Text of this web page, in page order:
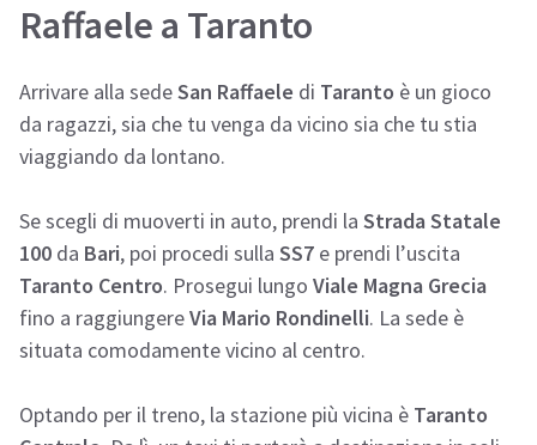
Raffaele a Taranto
Arrivare alla sedeSan Raffaele di Taranto è un gioco
da ragazzi, sia che tu venga da vicino sia che tu stia
viaggiando da lontano.
Se scegli di muoverti in auto, prendi la Strada Statale
100 da Bari, poi procedi sulla SS7 e prendi l’uscita
Taranto Centro. Prosegui lungo Viale Magna Grecia
fino a raggiungereVia Mario Rondinelli. La sede è
situata comodamente vicino al centro.
Optando per il treno, la stazione più vicina è Taranto